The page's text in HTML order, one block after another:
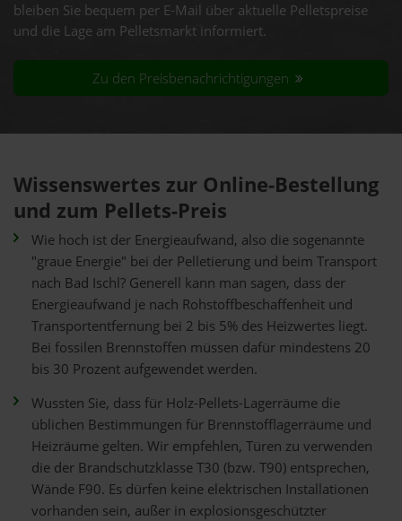
bleiben Sie bequem per E-Mail über aktuelle Pelletspreise
und die Lage am Pelletsmarkt informiert.
Zu den Preisbenachrichtigungen
Wissenswertes zur Online-Bestellung
und zum Pellets-Preis
Wie hoch ist der Energieaufwand, also die sogenannte
"graue Energie" bei der Pelletierung und beim Transport
nach Bad Ischl? Generell kann man sagen, dass der
Energieaufwand je nach Rohstoffbeschaffenheit und
Transportentfernung bei 2 bis 5% des Heizwertes liegt.
Bei fossilen Brennstoffen müssen dafür mindestens 20
bis 30 Prozent aufgewendet werden.
Wussten Sie, dass für Holz-Pellets-Lagerräume die
üblichen Bestimmungen für Brennstofflagerräume und
Heizräume gelten. Wir empfehlen, Türen zu verwenden
die der Brandschutzklasse T30 (bzw. T90) entsprechen,
Wände F90. Es dürfen keine elektrischen Installationen
vorhanden sein, außer in explosionsgeschützter